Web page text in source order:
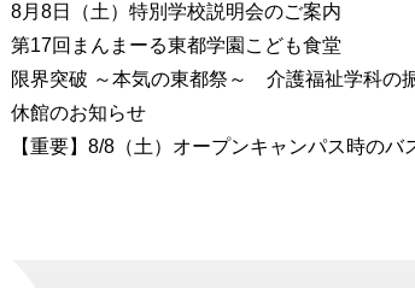
8月8日（土）特別学校説明会のご案内
第17回まんまーる東都学園こども食堂
限界突破 ～本気の東都祭～ 介護福祉学科の
休館のお知らせ
【重要】8/8（土）オープンキャンパス時のバ